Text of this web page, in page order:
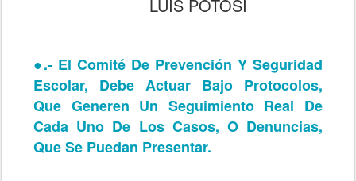
LUIS POTOSÍ
●.- El Comité De Prevención Y Seguridad
Escolar, Debe Actuar Bajo Protocolos,
Que Generen Un Seguimiento Real De
Cada Uno De Los Casos, O Denuncias,
Que Se Puedan Presentar.